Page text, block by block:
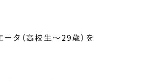
タ（高校生〜29歳）を